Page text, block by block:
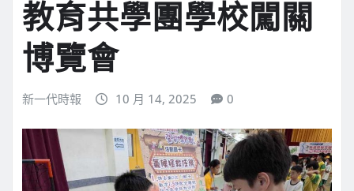
教育共學團學校闖關
博覽會
新一代時報 10 月 14, 2025 0